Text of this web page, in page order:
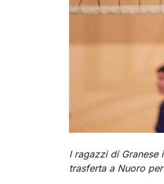
I ragazzi di Granese
trasferta a Nuoro